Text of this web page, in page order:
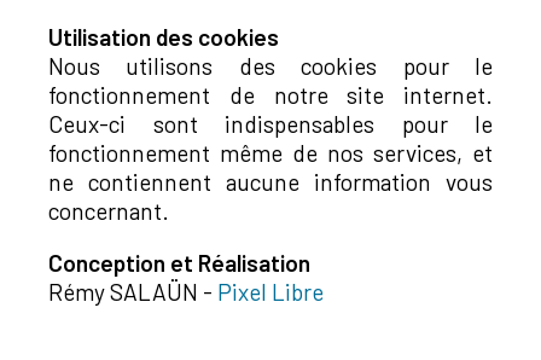
Utilisation des cookies
Nous utilisons des cookies pour le
fonctionnement de notre site internet.
Ceux-ci sont indispensables pour le
fonctionnement même de nos services, et
ne contiennent aucune information vous
concernant.
Conception et Réalisation
Rémy SALAÜN - Pixel Libre